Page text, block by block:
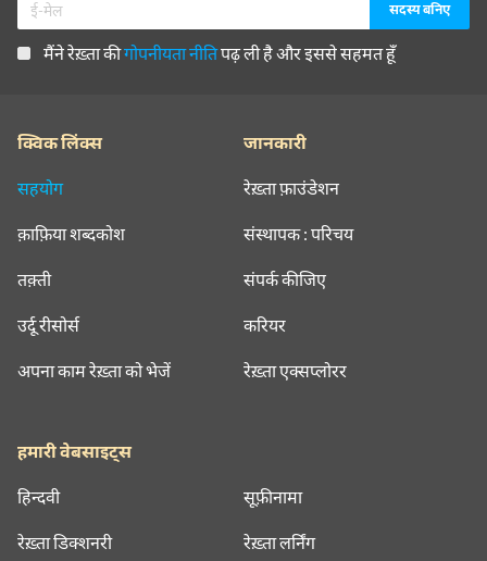
मैंने रेख़्ता कीगोपनीयता नीतिपढ़ ली है और इससे सहमत हूँ
क्विक लिंक्स
सहयोग
क़ाफ़िया शब्दकोश
तक़्ती
उर्दू रीसोर्स
अपना काम रेख़्ता को भेजें
जानकारी
रेख़्ता फ़ाउंडेशन
संस्थापक : परिचय
संपर्क कीजिए
करियर
रेख़्ता एक्सप्लोरर
हमारी वेबसाइट्स
हिन्दवी सूफ़ीनामा
रेख़्ता डिक्शनरी रेख़्ता लर्निंग